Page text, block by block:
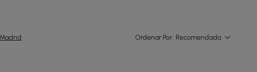
Ordenar Por: Recomendado